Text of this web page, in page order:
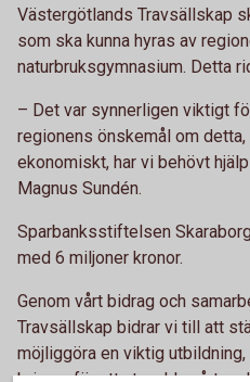
Västergötlands Travsällskap
som ska kunna hyras av
naturbruksgymnasium. Detta
– Det var synnerligen viktigt
regionens önskemål om
ekonomiskt, har vi behövt
Magnus Sundén.
Sparbanksstiftelsen
med 6 miljoner kronor.
Genom vårt bidrag och
Travsällskap bidrar vi till att
möjliggöra en viktig